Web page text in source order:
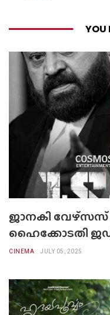
YOU
ജാനകി വേഴ്സസ്
ഹൈക്കോടതി
CINEMA JULY 05, 2025